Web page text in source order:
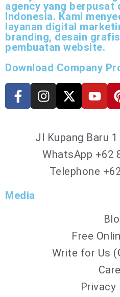
agency yang berpusat
Indonesia. Kami
layanan digital
branding, desain
pembuatan website.
Download Company
Jl Kupang Baru
WhatsApp +62
Telephone
Media
Free
Write for Us
Privacy